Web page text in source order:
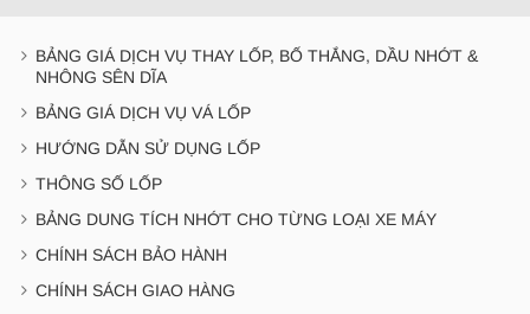
BẢNG GIÁ DỊCH VỤ THAY LỐP, BỐ THẮNG, DẦU NHỚT &
NHÔNG SÊN DĨA
BẢNG GIÁ DỊCH VỤ VÁ LỐP
HƯỚNG DẪN SỬ DỤNG LỐP
THÔNG SỐ LỐP
BẢNG DUNG TÍCH NHỚT CHO TỪNG LOẠI XE MÁY
CHÍNH SÁCH BẢO HÀNH
CHÍNH SÁCH GIAO HÀNG